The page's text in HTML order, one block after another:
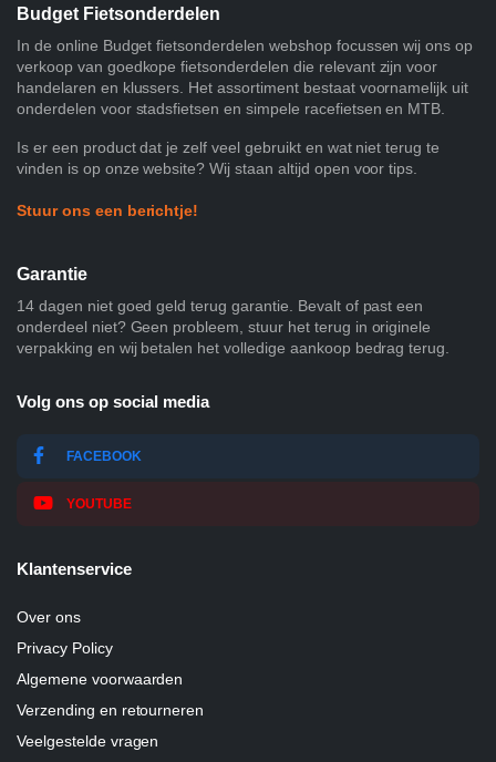
Budget Fietsonderdelen
In de online Budget fietsonderdelen webshop focussen wij ons op
verkoop van goedkope fietsonderdelen die relevant zijn voor
handelaren en klussers. Het assortiment bestaat voornamelijk uit
onderdelen voor stadsfietsen en simpele racefietsen en MTB.
Is er een product dat je zelf veel gebruikt en wat niet terug te
vinden is op onze website? Wij staan altijd open voor tips.
Stuur ons een berichtje!
Garantie
14 dagen niet goed geld terug garantie. Bevalt of past een
onderdeel niet? Geen probleem, stuur het terug in originele
verpakking en wij betalen het volledige aankoop bedrag terug.
Volg ons op social media
FACEBOOK
YOUTUBE
Klantenservice
Over ons
Privacy Policy
Algemene voorwaarden
Verzending en retourneren
Veelgestelde vragen